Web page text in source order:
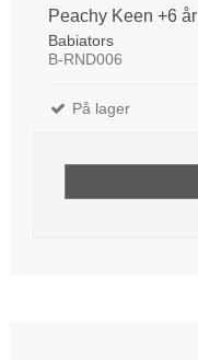
Peachy Keen +6 år
Babiators
B-RND006
På lager